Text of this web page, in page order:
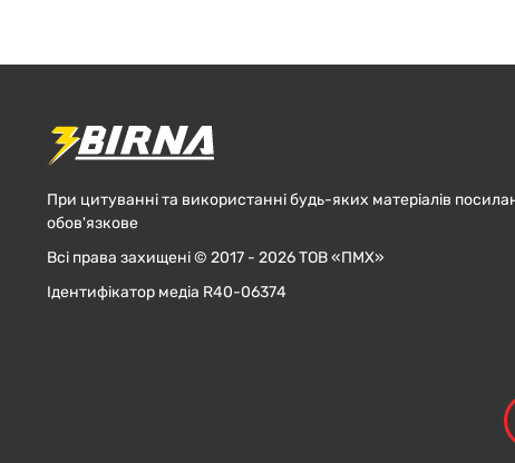
При цитуванні та використанні будь-яких матеріалів
обов'язкове
Всі права захищені © 2017 - 2026 ТОВ «ПМХ»
Ідентифікатор медіа R40-06374